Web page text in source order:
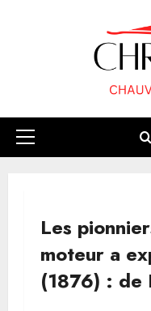
Menu
Les
moteur a
(1876) : de